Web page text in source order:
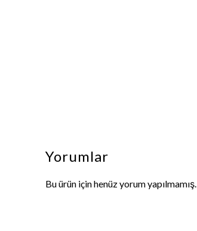
Yorumlar
Bu ürün için henüz yorum yapılmamış.